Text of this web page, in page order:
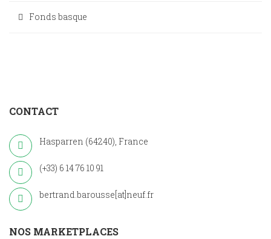
Fonds basque
CONTACT
Hasparren (64240), France
(+33) 6 14 76 10 91
bertrand.barousse[at]neuf.fr
NOS MARKETPLACES